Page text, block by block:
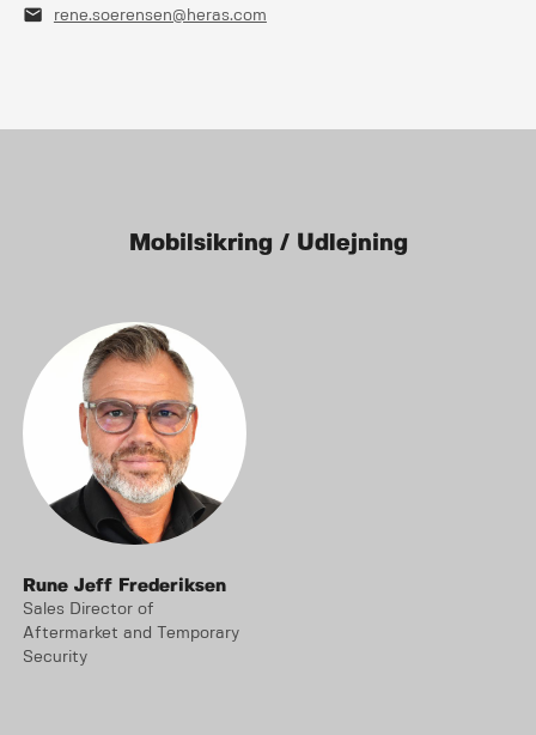
mail rene.soerensen@heras.com
Mobilsikring / Udlejning
Rune Jeff Frederiksen
Sales Director of
Aftermarket and Temporary
Security